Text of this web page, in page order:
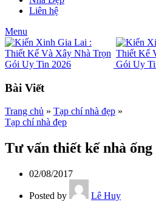
Liên hệ
Menu
Bài Viết
Trang chủ » Tạp chí nhà đẹp »
Tạp chí nhà đẹp
Tư vấn thiết kế nhà
02/08/2017
Posted by
Lê Huy